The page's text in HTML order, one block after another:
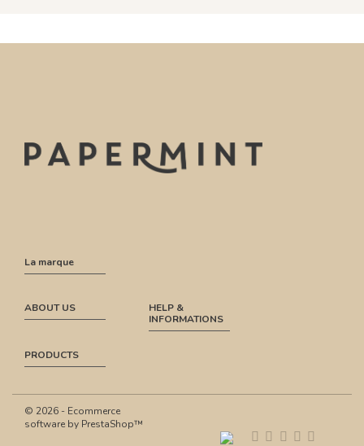
La marque
ABOUT US
HELP &
INFORMATIONS
PRODUCTS
© 2026 - Ecommerce
software by PrestaShop™